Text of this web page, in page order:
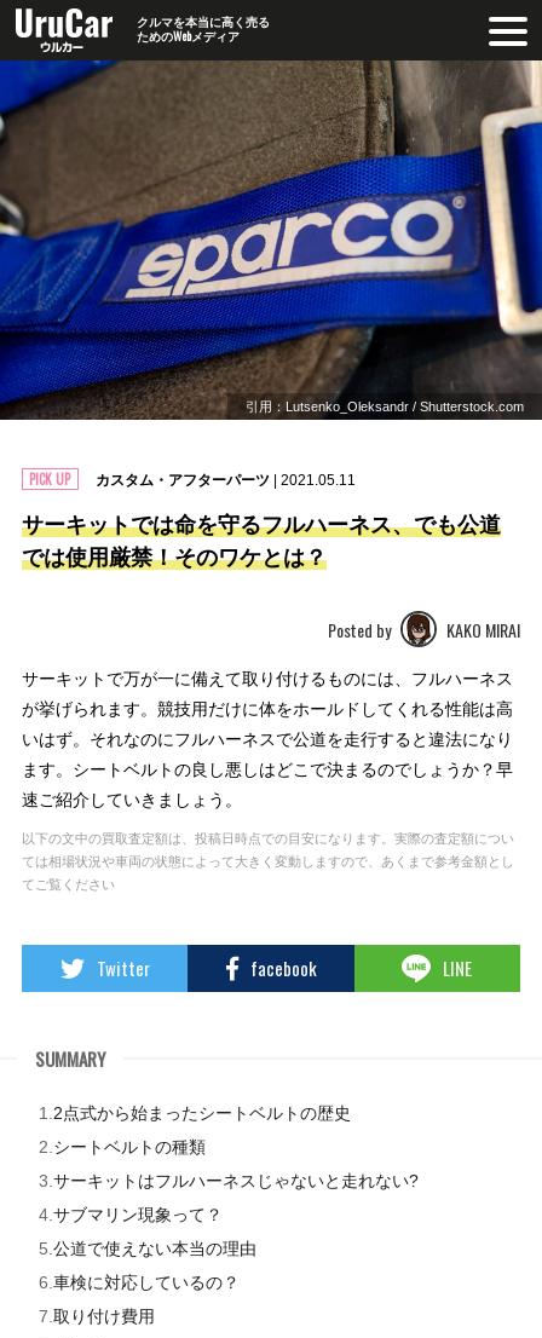
クルマを本当に高く売る
ためのWebメディア
引用：Lutsenko_Oleksandr / Shutterstock.com
カスタム・アフターパーツ| 2021.05.11
サーキットでは命を守るフルハーネス、でも公道
では使用厳禁！そのワケとは？
Posted by KAKO MIRAI
サーキットで万が一に備えて取り付けるものには、フルハーネス
が挙げられます。競技用だけに体をホールドしてくれる性能は高
いはず。それなのにフルハーネスで公道を走行すると違法になり
ます。シートベルトの良し悪しはどこで決まるのでしょうか？早
速ご紹介していきましょう。
以下の文中の買取査定額は、投稿日時点での目安になります。実際の査定額につい
ては相場状況や車両の状態によって大きく変動しますので、あくまで参考金額とし
てご覧ください
Twitter facebook LINE
SUMMARY
2点式から始まったシートベルトの歴史
シートベルトの種類
サーキットはフルハーネスじゃないと走れない?
サブマリン現象って？
公道で使えない本当の理由
車検に対応しているの？
取り付け費用